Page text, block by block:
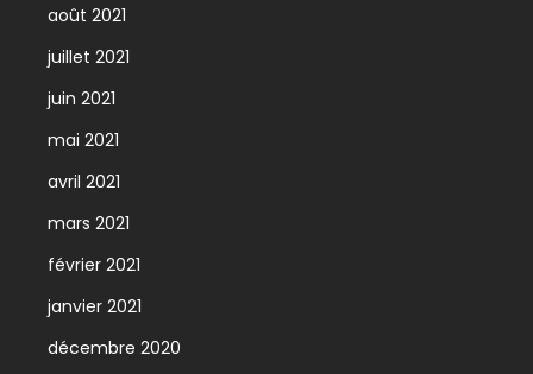
août 2021
juillet 2021
juin 2021
mai 2021
avril 2021
mars 2021
février 2021
janvier 2021
décembre 2020